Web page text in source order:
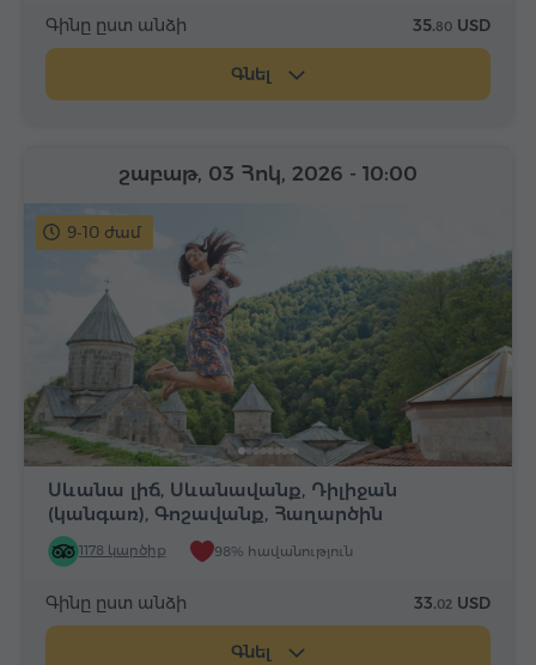
Գինը ըստ անձի 35.80 USD
Գնել
9-10 ժամ
Սևանա լիճ, Սևանավանք, Դիլիջան
(կանգառ), Գոշավանք, Հաղարծին
1178 կարծիք 98% հավանություն
շաբաթ, 03 Հոկ, 2026 - 10:00
Գինը ըստ անձի 33.02 USD
Գնել